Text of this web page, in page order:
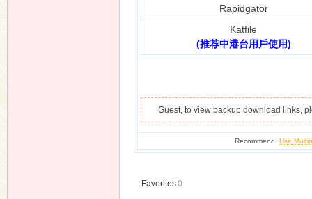
Rapidgator
Katfile
(推荐中港台用戶使用)
Guest, to view backup download links,
Recommend:Use
Favorites0